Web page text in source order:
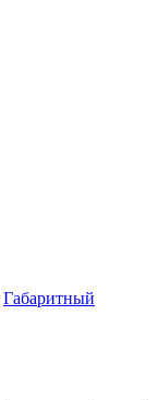
Габаритный